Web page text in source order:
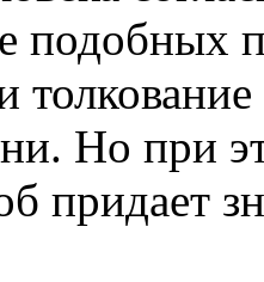
подобных
Но при
придает